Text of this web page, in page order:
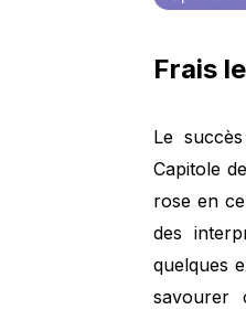
Frais
Le
Capitole
rose en
des
quelques
savourer